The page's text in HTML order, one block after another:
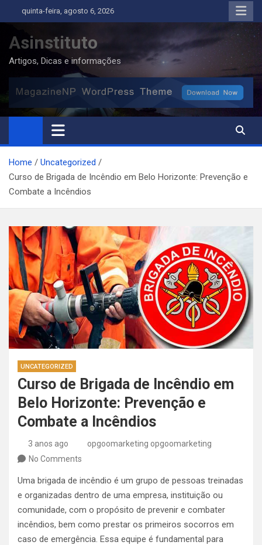
to
content
quinta-feira, agosto 6, 2026
Asinstituto
Artigos, Dicas e informações
Home
Uncategorized
Curso de Brigada de Incêndio em Belo Horizonte: Prevenção e
Combate a Incêndios
UNCATEGORIZED
Curso de Brigada de Incêndio em
Belo Horizonte: Prevenção e
Combate a Incêndios
3 anos ago
opgoomarketing opgoomarketing
No Comments
Uma brigada de incêndio é um grupo de pessoas treinadas
e organizadas dentro de uma empresa, instituição ou
comunidade, com o propósito de prevenir e combater
incêndios, bem como prestar os primeiros socorros em
caso de emergência. Essa equipe é fundamental para